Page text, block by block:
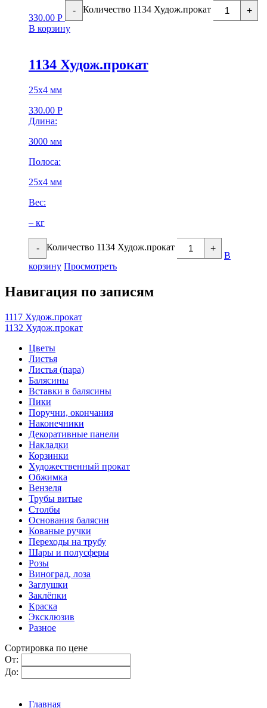
330.00 Р
- Количество 1134 Худож.прокат
+
В корзину
1134 Худож.прокат
25х4 мм
330.00 Р
Длина:
3000 мм
Полоса:
25х4 мм
Вес:
– кг
- Количество 1134 Худож.прокат +
В
корзину Просмотреть
Навигация по записям
1117 Худож.прокат
1132 Худож.прокат
Цветы
Листья
Листья (пара)
Балясины
Вставки в балясины
Пики
Поручни, окончания
Наконечники
Декоративные панели
Накладки
Корзинки
Художественный прокат
Обжимка
Вензеля
Трубы витые
Столбы
Основания балясин
Кованые ручки
Переходы на трубу
Шары и полусферы
Розы
Виноград, лоза
Заглушки
Заклёпки
Краска
Эксклюзив
Разное
Сортировка по цене
От:
До:
Главная